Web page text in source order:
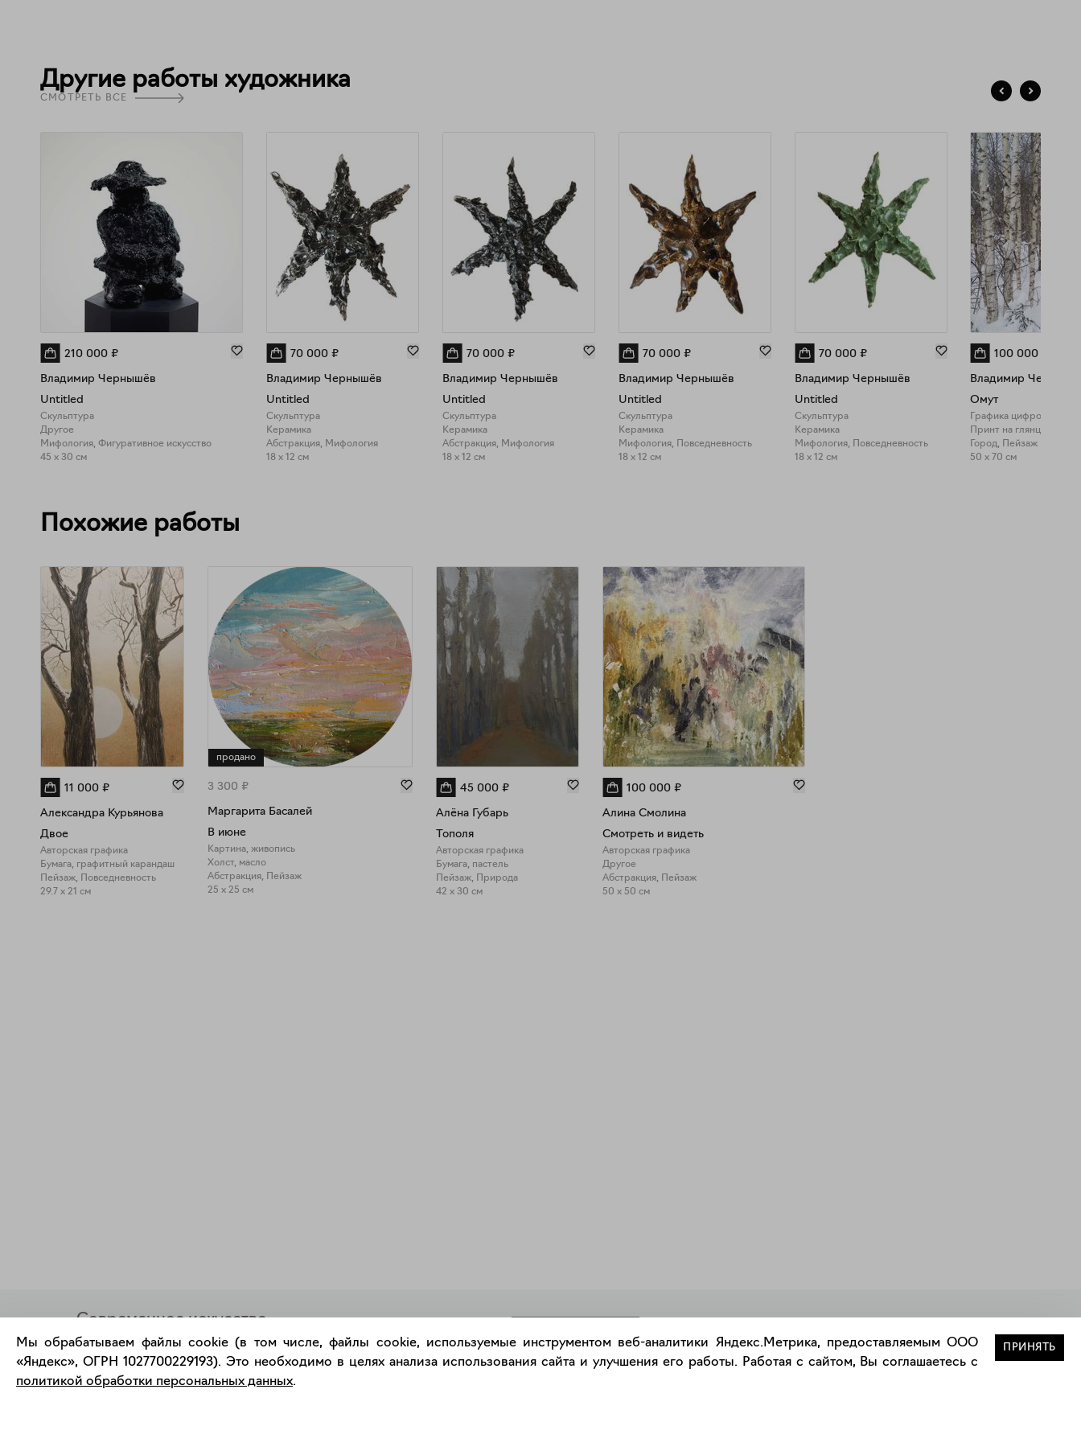
лауреатом грантовой программы Музея «Гараж», в 2021 стал
Другие работы художника
СМОТРЕТЬ ВСЕ
210 000 ₽
Владимир Чернышёв
Untitled
Скульптура
Другое
Мифология, Фигуративное искусство
45 x 30 см
70 000 ₽
Владимир Чернышёв
Untitled
Скульптура
Керамика
Абстракция, Мифология
18 x 12 см
70 000 ₽
Владимир Чернышёв
Untitled
Скульптура
Керамика
Абстракция, Мифология
18 x 12 см
70 000 ₽
Владимир Чернышёв
Untitled
Скульптура
Керамика
Мифология, Повседневность
18 x 12 см
70 000 ₽
Владимир Чернышёв
Untitled
Скульптура
Керамика
Мифология, Повседневность
18 x 12 см
100 000
Владимир
Омут
Графика цифровая
Принт на глянцевой
Город, Пейзаж
50 x 70 см
Похожие работы
11 000 ₽
Александра Курьянова
Двое
Авторская графика
Бумага, графитный карандаш
Пейзаж, Повседневность
29.7 x 21 см
продано
3 300 ₽
Маргарита Басалей
В июне
Картина, живопись
Холст, масло
Абстракция, Пейзаж
25 x 25 см
45 000 ₽
Алёна Губарь
Тополя
Авторская графика
Бумага, пастель
Пейзаж, Природа
42 x 30 см
100 000 ₽
Алина Смолина
Смотреть и видеть
Авторская графика
Другое
Абстракция, Пейзаж
50 x 50 см
Современное искусство
онлайн
Мы обрабатываем файлы cookie (в том числе, файлы cookie, используемые инструментом веб-аналитики Яндекс.Метрика, предоставляемым ООО
«Яндекс», ОГРН 1027700229193). Это необходимо в целях анализа использования сайта и улучшения его работы. Работая с сайтом, Вы соглашаетесь с
политикой обработки персональных данных.
ПРИНЯТЬ